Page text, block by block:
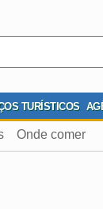
TURÍSTICOS
Onde comer